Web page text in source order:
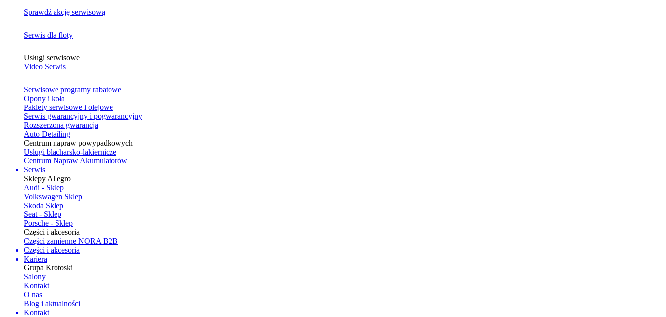
Sprawdź akcję serwisową
Serwis dla floty
Usługi serwisowe
Video Serwis
Serwisowe programy rabatowe
Opony i koła
Pakiety serwisowe i olejowe
Serwis gwarancyjny i pogwarancyjny
Rozszerzona gwarancja
Auto Detailing
Centrum napraw powypadkowych
Usługi blacharsko-lakiernicze
Centrum Napraw Akumulatorów
Serwis
Sklepy Allegro
Audi - Sklep
Volkswagen Sklep
Skoda Sklep
Seat - Sklep
Porsche - Sklep
Części i akcesoria
Części zamienne NORA B2B
Części i akcesoria
Kariera
Grupa Krotoski
Salony
Kontakt
O nas
Blog i aktualności
Kontakt